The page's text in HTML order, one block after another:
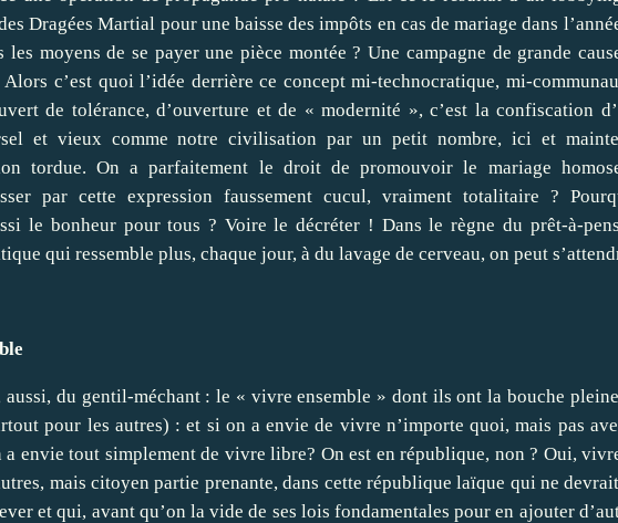
Dragées Martial pour une baisse des impôts en cas de mariage dans
les moyens de se payer une pièce montée ? Une campagne de grande
Alors c’est quoi l’idée derrière ce concept mi-technocratique, mi-
de tolérance, d’ouverture et de « modernité », c’est la confiscation
et vieux comme notre civilisation par un petit nombre, ici et
tordue. On a parfaitement le droit de promouvoir le mariage
par cette expression faussement cucul, vraiment totalitaire ?
le bonheur pour tous ? Voire le décréter ! Dans le règne du prêt-à-
qui ressemble plus, chaque jour, à du lavage de cerveau, on peut
aussi, du gentil-méchant : le « vivre ensemble » dont ils ont la bouche
pour les autres) : et si on a envie de vivre n’importe quoi, mais pas
a envie tout simplement de vivre libre? On est en république, non ? Oui,
mais citoyen partie prenante, dans cette république laïque qui ne
et qui, avant qu’on la vide de ses lois fondamentales pour en ajouter